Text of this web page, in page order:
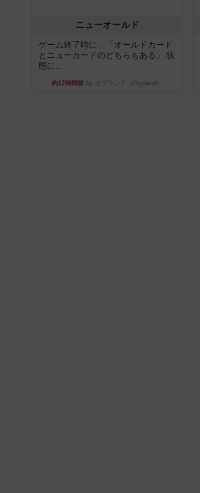
ニューオールド
ゲーム終了時に、「オールドカード
とニューカードのどちらもある」 状
態に...
約12時間前by オグランド（Oguland）